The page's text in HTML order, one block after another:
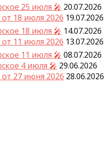
25 июля 🎤 20.07.2026
18 июля 2026 19.07.2026
18 июля 🎤 14.07.2026
11 июля 2026 13.07.2026
11 июля 🎤 08.07.2026
4 июля 🎤 29.06.2026
от 27 июня 2026 28.06.2026